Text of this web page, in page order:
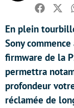
Facebook
En plein
Sony
firmware de la
permettra
profondeur
réclamée de